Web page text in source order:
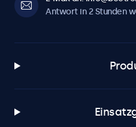
Antwort in 2 Stunden